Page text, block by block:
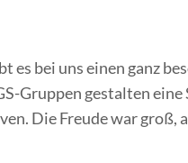
es bei uns einen ganz
Gruppen gestalten
Die Freude war groß,